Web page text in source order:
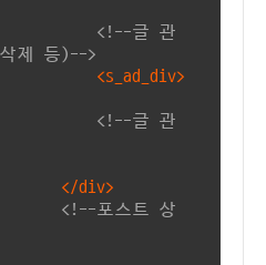
<!--글 관
제 등)-->
<!--글 관
<!--포스트 상